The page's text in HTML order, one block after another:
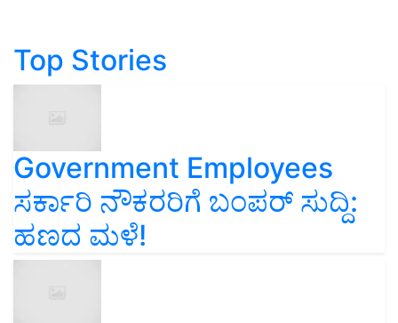
Top Stories
Government Employees
ಸರ್ಕಾರಿ ನೌಕರರಿಗೆ ಬಂಪರ್‌ ಸುದ್ದಿ:
ಹಣದ ಮಳೆ!